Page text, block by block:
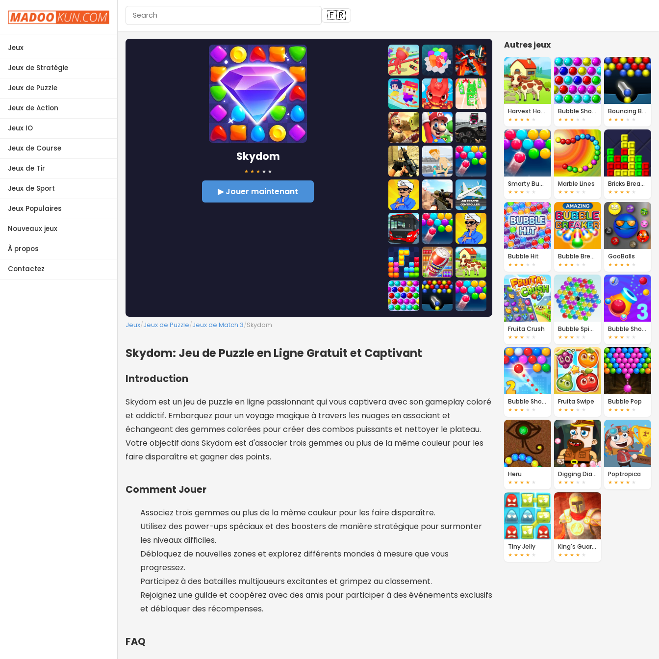
Jeux
Jeux de Stratégie
Jeux de Puzzle
Jeux de Action
Jeux IO
Jeux de Course
Jeux de Tir
Jeux de Sport
Jeux Populaires
Nouveaux jeux
À propos
Contactez
🇫🇷
Skydom
★ ★ ★ ★ ★
▶ Jouer maintenant
Jeux/Jeux de Puzzle/Jeux de Match 3/Skydom
Skydom: Jeu de Puzzle en Ligne Gratuit et Captivant
Introduction
Skydom est un jeu de puzzle en ligne passionnant qui vous captivera avec son gameplay coloré
et addictif. Embarquez pour un voyage magique à travers les nuages en associant et
échangeant des gemmes colorées pour créer des combos puissants et nettoyer le plateau.
Votre objectif dans Skydom est d'associer trois gemmes ou plus de la même couleur pour les
faire disparaître et gagner des points.
Comment Jouer
Associez trois gemmes ou plus de la même couleur pour les faire disparaître.
Utilisez des power-ups spéciaux et des boosters de manière stratégique pour surmonter
les niveaux difficiles.
Débloquez de nouvelles zones et explorez différents mondes à mesure que vous
progressez.
Participez à des batailles multijoueurs excitantes et grimpez au classement.
Rejoignez une guilde et coopérez avec des amis pour participer à des événements exclusifs
et débloquer des récompenses.
FAQ
Autres jeux
Harvest Honors
★ ★ ★ ★ ★
Bubble Shooter
★ ★ ★ ★ ★
Bouncing Balls
★ ★ ★ ★ ★
Smarty Bubbles
★ ★ ★ ★ ★
Marble Lines
★ ★ ★ ★ ★
Bricks Breaking
★ ★ ★ ★ ★
Bubble Hit
★ ★ ★ ★ ★
Bubble Breaker
★ ★ ★ ★ ★
GooBalls
★ ★ ★ ★ ★
Fruita Crush
★ ★ ★ ★ ★
Bubble Spinner
★ ★ ★ ★ ★
Bubble Shooter 3
★ ★ ★ ★ ★
Bubble Shooter 2
★ ★ ★ ★ ★
Fruita Swipe
★ ★ ★ ★ ★
Bubble Pop
★ ★ ★ ★ ★
Heru
★ ★ ★ ★ ★
Digging Diamonds
★ ★ ★ ★ ★
Poptropica
★ ★ ★ ★ ★
Tiny Jelly
★ ★ ★ ★ ★
King's Guard: A Trio of Heroes
★ ★ ★ ★ ★